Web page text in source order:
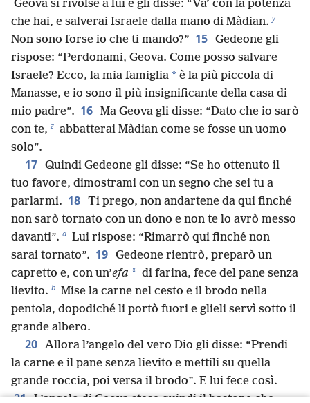
Geova si rivolse a lui e gli disse: “Va’ con la potenza
che hai, e salverai Israele dalla mano di Màdian. y
Non sono forse io che ti mando?” 15 Gedeone gli
rispose: “Perdonami, Geova. Come posso salvare
Israele? Ecco, la mia famiglia * è la più piccola di
Manasse, e io sono il più insignificante della casa di
mio padre”. 16 Ma Geova gli disse: “Dato che io sarò
con te, z abbatterai Màdian come se fosse un uomo
solo”.
17 Quindi Gedeone gli disse: “Se ho ottenuto il
tuo favore, dimostrami con un segno che sei tu a
parlarmi. 18 Ti prego, non andartene da qui finché
non sarò tornato con un dono e non te lo avrò messo
davanti”. a Lui rispose: “Rimarrò qui finché non
sarai tornato”. 19 Gedeone rientrò, preparò un
capretto e, con un’efa * di farina, fece del pane senza
lievito. b Mise la carne nel cesto e il brodo nella
pentola, dopodiché li portò fuori e glieli servì sotto il
grande albero.
20 Allora l’angelo del vero Dio gli disse: “Prendi
la carne e il pane senza lievito e mettili su quella
grande roccia, poi versa il brodo”. E lui fece così.
21 L’angelo di Geova stese quindi il bastone che